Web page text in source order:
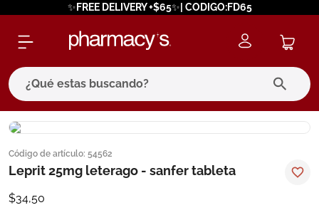
✨FREE DELIVERY +$65✨| CODIGO:FD65
¿Qué estas buscando?
Código de artículo: 54562
Leprit 25mg leterago - sanfer tableta
$34,50
términos más buscados
1. eucerin
3